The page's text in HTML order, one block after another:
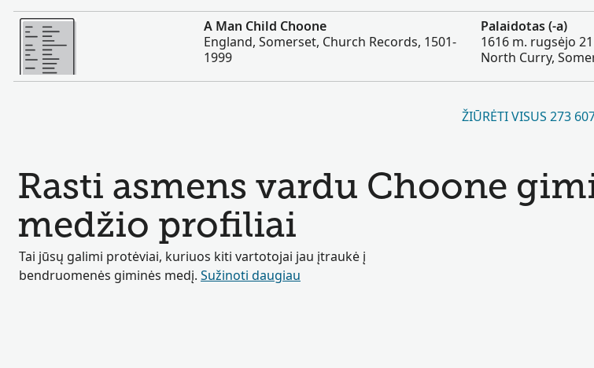
Daugiau
A Man Child Choone
England, Somerset, Church Records, 1501-
1999
Palaidotas (-a)
1616 m. rugsėjo
North Curry,
ŽIŪRĖTI VISUS 273
Rasti asmens vardu Choone
medžio profiliai
Tai jūsų galimi protėviai, kuriuos kiti vartotojai jau įtraukė į
bendruomenės giminės medį. Sužinoti daugiau